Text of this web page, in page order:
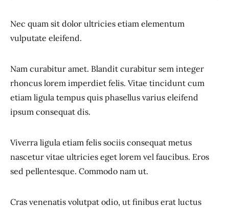
Nec quam sit dolor ultricies etiam elementum
vulputate eleifend.
Nam curabitur amet. Blandit curabitur sem integer
rhoncus lorem imperdiet felis. Vitae tincidunt cum
etiam ligula tempus quis phasellus varius eleifend
ipsum consequat dis.
Viverra ligula etiam felis sociis consequat metus
nascetur vitae ultricies eget lorem vel faucibus. Eros
sed pellentesque. Commodo nam ut.
Cras venenatis volutpat odio, ut finibus erat luctus